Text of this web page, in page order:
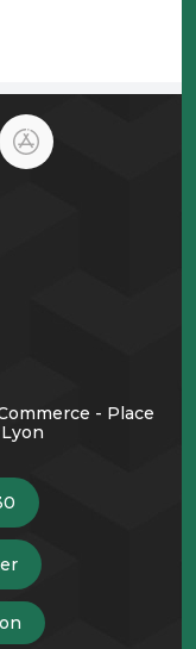
- Place